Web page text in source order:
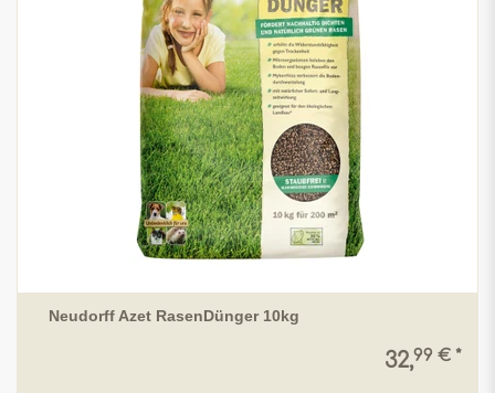
Neudorff Azet RasenDünger 10kg
32,99 € *